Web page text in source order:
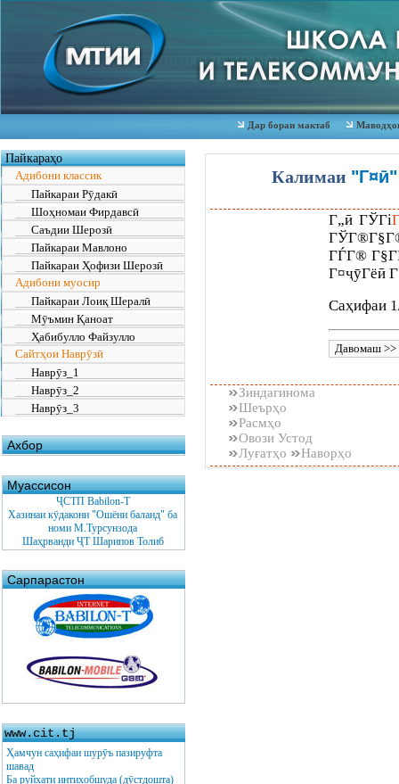
Дар бораи мактаб
Пайкараҳо
Адибони классик
Пайкараи Рӯдакӣ
Шоҳномаи Фирдавсӣ
Саъдии Шерозӣ
Пайкараи Мавлоно
Пайкараи Ҳофизи Шерозӣ
Адибони муосир
Пайкараи Лоиқ Шералӣ
Мӯъмин Қаноат
Ҳабибулло Файзулло
Сайтҳои Наврӯзӣ
Наврӯз_1
Наврӯз_2
Наврӯз_3
Ахбор
Муассисон
ҶСТП Babilon-T
Хазинаи кӯдакони "Ошёни баланд" ба
номи М.Турсунзода
Шаҳрванди ҶТ Шарипов Толиб
Сарпарастон
www.cit.tj
Ҳамчун саҳифаи шурӯъ пазируфта
шавад
Ба руйхати интихобшуда (дӯстдошта)
Калимаи "Г¤ӣ"
Г„ӣ ГЎГі
ГЃГ®
Г¤ҷӯГёӣ
Саҳифаи
Зиндагинома
Шеърҳо
Расмҳо
Овози Устод
Луғатҳо
Наворҳо